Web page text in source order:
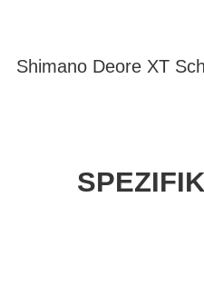
Shimano Deore XT